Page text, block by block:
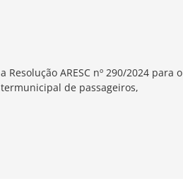
ARESC nº 290/2024 para o
de passageiros,